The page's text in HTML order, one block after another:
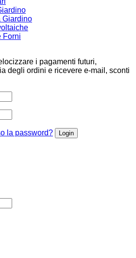
Giardino
Forni
i pagamenti futuri,
degli ordini e ricevere e-mail, sconti
la password?